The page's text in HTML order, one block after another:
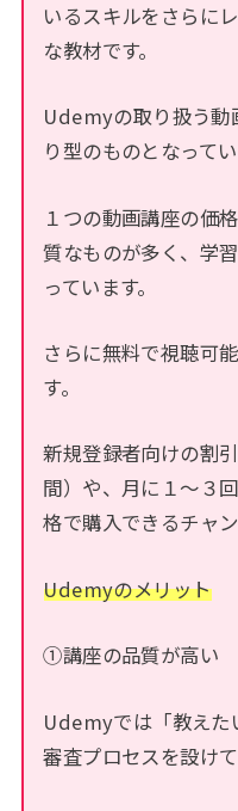
いるスキルをさらに
な教材です。
Udemyの取り扱う動
り型のものとなってい
１つの動画講座の価
質なものが多く、学
っています。
さらに無料で視聴可
す。
新規登録者向けの割
間）や、月に１～３
格で購入できるチャン
Udemyのメリット
①講座の品質が高い
Udemyでは「教えた
審査プロセスを設けて